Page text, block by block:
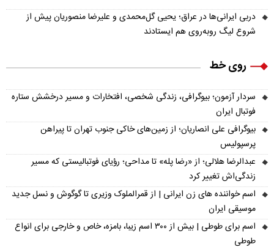
دربی ایرانی‌ها در عراق؛ یحیی گل‌محمدی و علیرضا منصوریان پیش از
شروع لیگ روبه‌روی هم ایستادند
روی خط
سردار آزمون؛ بیوگرافی، زندگی شخصی، افتخارات و مسیر درخشش ستاره
فوتبال ایران
بیوگرافی علی انصاریان؛ از زمین‌های خاکی جنوب تهران تا پیراهن
پرسپولیس
عبدالرضا هلالی؛ از «رضا پله» تا مداحی؛ رؤیای فوتبالیستی که مسیر
زندگی‌اش تغییر کرد
اسم خواننده های زن ایرانی | از قمرالملوک وزیری تا گوگوش و نسل جدید
موسیقی ایران
اسم برای طوطی | بیش از ۳۰۰ اسم زیبا، بامزه، خاص و خارجی برای انواع
طوطی